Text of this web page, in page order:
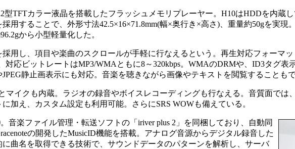
TFTカラー液晶を搭載したフラッシュメモリプレーヤー。H10はHDDを内蔵し
用することで、外形寸法42.5×16×71.8mm(幅×奥行き×高さ)、重量約50gを実現
から小型軽量化した。
用し、項目や楽曲のスクロールが手軽に行なえるという。再生対応フォーマッ
対応ビットレートはMP3/WMAともに8～320kbps。WMAのDRMや、ID3タグ表
静止画表示にも対応。音楽を聴きながら画像やテキストを閲覧することもで
イクも内蔵。ラジオの録音やボイスレコーディングも行なえる。音質面では
加え、カスタム設定も利用可能。さらにSRS WOWも備えている。
音楽ファイル管理・転送ソフトの「iriver plus 2」を同梱しており、自動同
の開発したMusicID機能を搭載。アナログ音源からデジタル録音した
曲名を取得できる技術で、サウンドデータのパターンを解析し、サーバ